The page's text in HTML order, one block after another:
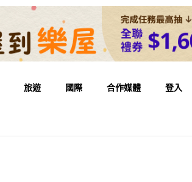
旅遊 國際 合作媒體 登入